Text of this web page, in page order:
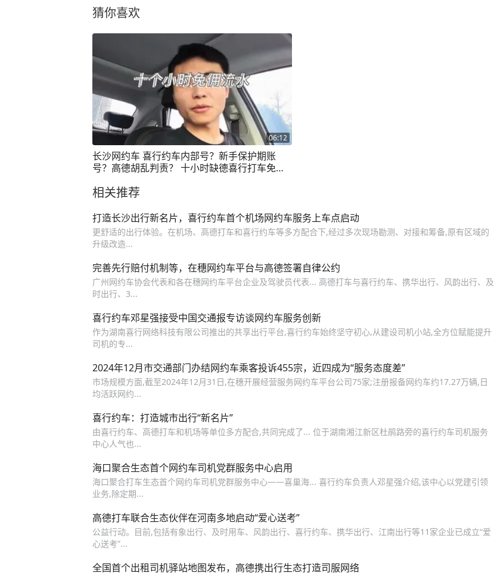
猜你喜欢
06:12
长沙网约车 喜行约车内部号？新手保护期账
号？高德胡乱判责？ 十小时缺德喜行打车免佣
相关推荐
打造长沙出行新名片，喜行约车首个机场网约车服务上车点启动
更舒适的出行体验。在机场、高德打车和喜行约车等多方配合下,经过多次现场勘测、对接和筹备,原有区域的
升级改造...
完善先行赔付机制等，在穗网约车平台与高德签署自律公约
广州网约车协会代表和各在穗网约车平台企业及驾驶员代表... 高德打车与喜行约车、携华出行、风韵出行、及
时出行、3...
喜行约车邓星强接受中国交通报专访谈网约车服务创新
作为湖南喜行网络科技有限公司推出的共享出行平台,喜行约车始终坚守初心,从建设司机小站,全方位赋能提升
司机的专...
2024年12月市交通部门办结网约车乘客投诉455宗，近四成为“服务态度差”
市场规模方面,截至2024年12月31日,在穗开展经营服务网约车平台公司75家;注册报备网约车约17.27万辆,日
均活跃网约...
喜行约车：打造城市出行“新名片”
由喜行约车、高德打车和机场等单位多方配合,共同完成了... 位于湖南湘江新区杜鹃路旁的喜行约车司机服务
中心人气也...
海口聚合生态首个网约车司机党群服务中心启用
海口聚合打车生态首个网约车司机党群服务中心——喜巢海... 喜行约车负责人邓星强介绍,该中心以党建引领
业务,除定期...
高德打车联合生态伙伴在河南多地启动“爱心送考”
公益行动。目前,包括有象出行、及时用车、风韵出行、喜行约车、携华出行、江南出行等11家企业已成立“爱
心送考”...
全国首个出租司机驿站地图发布，高德携出行生态打造司服网络